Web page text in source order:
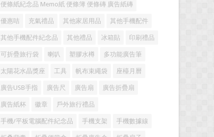
便條紙紀念品 Memo紙 便條簿 便條磚 廣告紙磚
優惠咭 充氣禮品 其他家居用品 其他手機配件
其他手機配件紀念品 其他禮品 冰箱貼 印刷禮品
可折疊旅行袋 喇叭 塑膠水樽 多功能廣告筆
太陽花水晶獎座 工具 帆布束繩袋 座檯月曆
廣告USB手指 廣告尺 廣告扇 廣告折疊扇
廣告紙杯 徽章 戶外旅行禮品
手機/平板電腦配件紀念品 手機支架 手機數據線